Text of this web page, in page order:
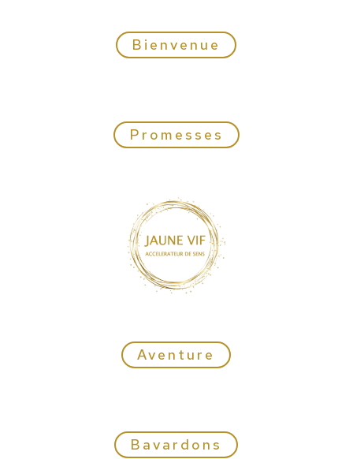
Bienvenue
Promesses
Aventure
Bavardons